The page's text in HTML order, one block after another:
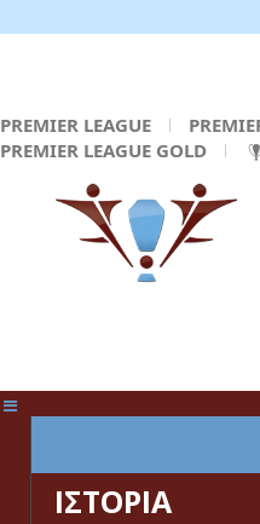
PREMIER LEAGUE
PREMIER LEAGUE GOLD
ΙΣΤΟΡΙΑ